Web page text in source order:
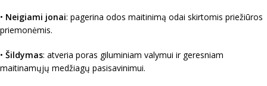
• Neigiami jonai: pagerina odos maitinimą odai skirtomis priežiūros
priemonėmis.
• Šildymas: atveria poras giluminiam valymui ir geresniam
maitinamųjų medžiagų pasisavinimui.